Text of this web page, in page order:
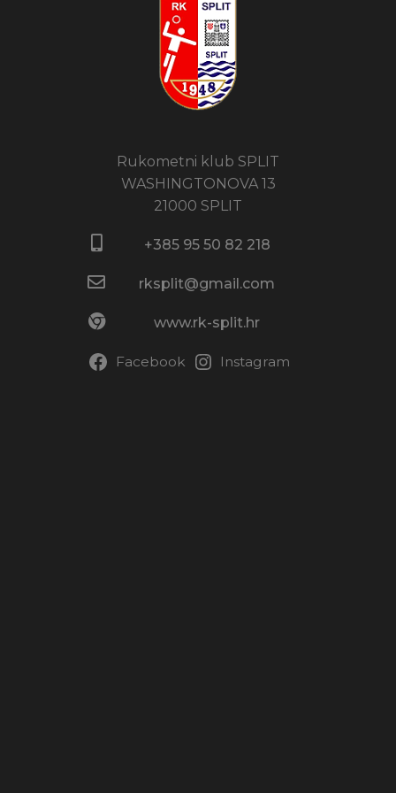
Rukometni klub SPLIT
WASHINGTONOVA 13
21000 SPLIT
+385 95 50 82 218​
rksplit@gmail.com
www.rk-split.hr
Facebook Instagram